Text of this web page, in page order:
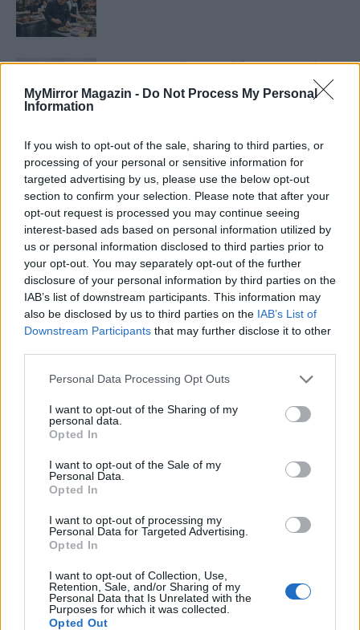
MyMirror Magazin - Do Not Process My Personal
Information
If you wish to opt-out of the sale, sharing to third parties, or
processing of your personal or sensitive information for
targeted advertising by us, please use the below opt-out
section to confirm your selection. Please note that after your
opt-out request is processed you may continue seeing
interest-based ads based on personal information utilized by
us or personal information disclosed to third parties prior to
your opt-out. You may separately opt-out of the further
disclosure of your personal information by third parties on the
IAB’s list of downstream participants. This information may
also be disclosed by us to third parties on the IAB’s List of
Downstream Participants that may further disclose it to other
Personal Data Processing Opt Outs
I want to opt-out of the Sharing of my
personal data.
Opted In
I want to opt-out of the Sale of my
Personal Data.
Opted In
I want to opt-out of processing my
Personal Data for Targeted Advertising.
Opted In
I want to opt-out of Collection, Use,
Retention, Sale, and/or Sharing of my
Personal Data that Is Unrelated with the
Purposes for which it was collected.
Opted Out
Szent Genovéva, a túlélő Franciaország
Minka 12. rész
Minka 11. rész
T. szereti a fiatal lányokat 14. rész
Pedig szóltam… – Miért nem hiszünk a
gyűjteménye
Elyna Robbs: Adéle és az örökölt árnyak
Woody Allen megosztó zsenialitása